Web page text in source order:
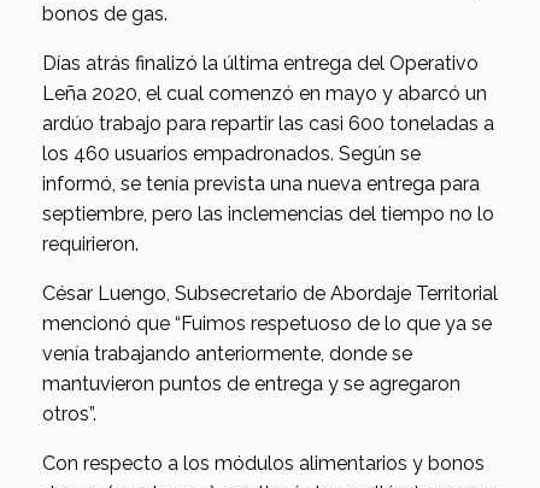
bonos de gas.
Días atrás finalizó la última entrega del Operativo
Leña 2020, el cual comenzó en mayo y abarcó un
ardúo trabajo para repartir las casi 600 toneladas a
los 460 usuarios empadronados. Según se
informó, se tenía prevista una nueva entrega para
septiembre, pero las inclemencias del tiempo no lo
requirieron.
César Luengo, Subsecretario de Abordaje Territorial
mencionó que “Fuimos respetuoso de lo que ya se
venía trabajando anteriormente, donde se
mantuvieron puntos de entrega y se agregaron
otros”.
Con respecto a los módulos alimentarios y bonos